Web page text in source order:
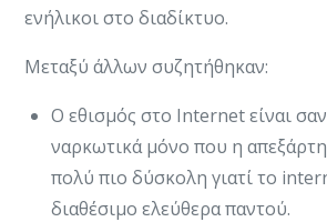
ενήλικοι στο διαδίκτυο.
Μεταξύ άλλων συζητήθηκαν:
Ο εθισμός στο Internet είναι
ναρκωτικά μόνο που η
πολύ πιο δύσκολη γιατί το
διαθέσιμο ελεύθερα παντού.